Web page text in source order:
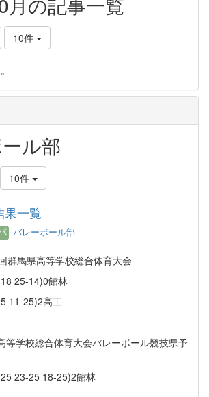
10件
ル部
10件
果一覧
バレーボール部
馬県高等学校総合体育大会
25-14)0館林
11-25)2高工
学校総合体育大会バレーボール競技県予
23-25 18-25)2館林